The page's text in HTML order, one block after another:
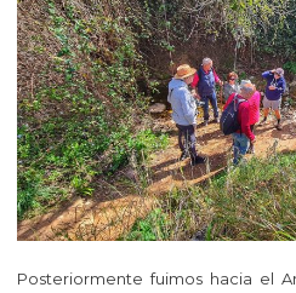
Posteriormente fuimos hacia el